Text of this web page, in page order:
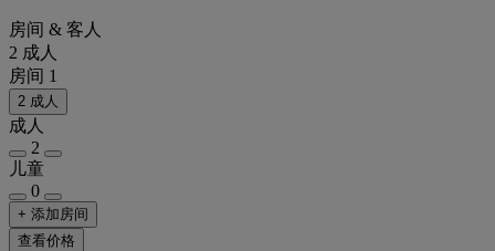
房间 & 客人
2 成人
房间 1
2 成人
成人
2
儿童
0
+ 添加房间
查看价格